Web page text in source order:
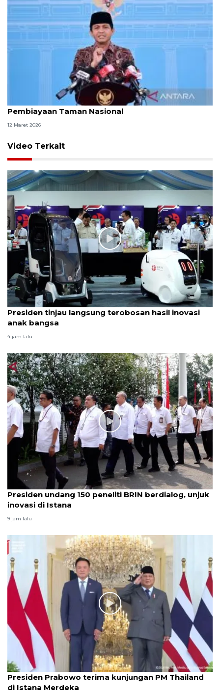
Prabowo akan tunjuk Hashim pimpin Satgas
Pembiayaan Taman Nasional
12 Maret 2026
Video Terkait
Presiden tinjau langsung terobosan hasil inovasi
anak bangsa
4 jam lalu
Presiden undang 150 peneliti BRIN berdialog, unjuk
inovasi di Istana
9 jam lalu
Presiden Prabowo terima kunjungan PM Thailand
di Istana Merdeka